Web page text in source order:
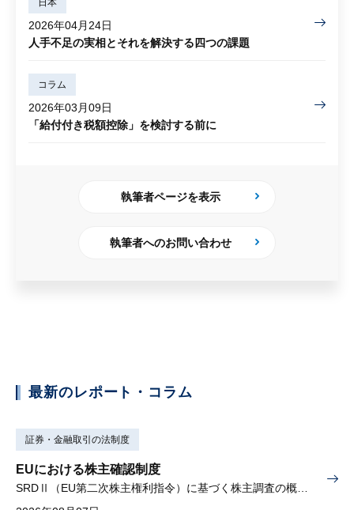
日本
2026年04月24日
人手不足の実相とそれを解決する四つの課題
コラム
2026年03月09日
「給付付き税額控除」を検討する前に
執筆者ページを表示
執筆者へのお問い合わせ
最新のレポート・コラム
証券・金融取引の法制度
EUにおける株主確認制度